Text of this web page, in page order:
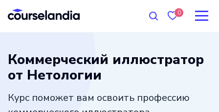
0
Коммерческий иллюстратор
от Нетологии
Курс поможет вам освоить профессию